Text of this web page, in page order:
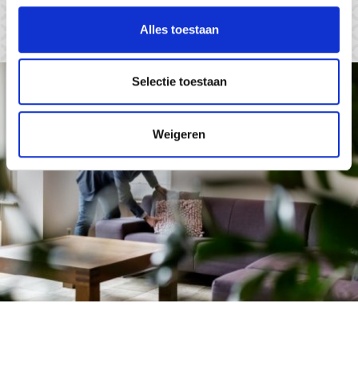
Alles toestaan
Selectie toestaan
Weigeren